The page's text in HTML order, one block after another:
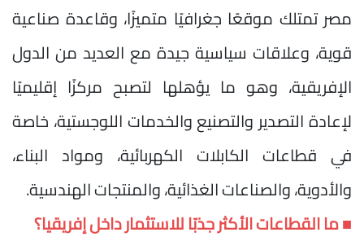
مصر تمتلك موقعًا جغرافيًا متميزًا، وقاعدة صناعية
قوية، وعلاقات سياسية جيدة مع العديد من الدول
الإفريقية، وهو ما يؤهلها لتصبح مركزًا إقليميًا
لإعادة التصدير والتصنيع والخدمات اللوجستية، خاصة
في قطاعات الكابلات الكهربائية، ومواد البناء،
والأدوية، والصناعات الغذائية، والمنتجات الهندسية.
■ ما القطاعات الأكثر جذبًا للاستثمار داخل إفريقيا؟